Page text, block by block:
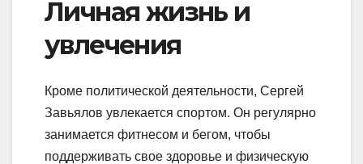
Личная жизнь и
увлечения
Кроме политической деятельности, Сергей
Завьялов увлекается спортом. Он регулярно
занимается фитнесом и бегом, чтобы
поддерживать свое здоровье и физическую